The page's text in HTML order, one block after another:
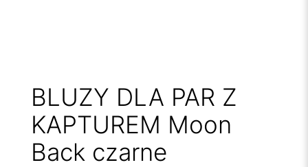
BLUZY DLA PAR Z
KAPTUREM Moon
Back czarne